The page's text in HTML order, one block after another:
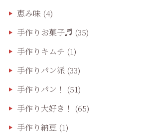
恵み味(4)
手作りお菓子♬ (35)
手作りキムチ (1)
手作りパン派 (33)
手作りパン！ (51)
手作り大好き！ (65)
手作り納豆 (1)